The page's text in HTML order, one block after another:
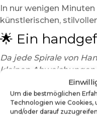
Um die bestmöglichen
Technologien wie
und/oder darauf
In nur wenigen
künstlerischen,
🌟 Ein
Da jede Spirale von
kleinen
machen jedes Stück
Bringe den Zauber
Flipper mit diesem